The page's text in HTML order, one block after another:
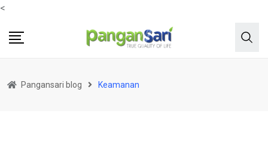
<
Pangansari blog Keamanan